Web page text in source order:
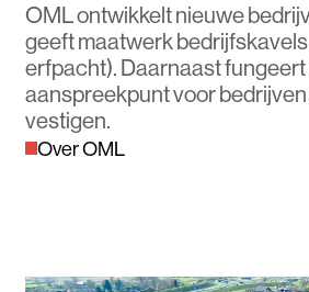
OML ontwikkelt nieuwe
geeft maatwerk
erfpacht). Daarnaast fungeert
aanspreekpunt voor
vestigen.
Over OML